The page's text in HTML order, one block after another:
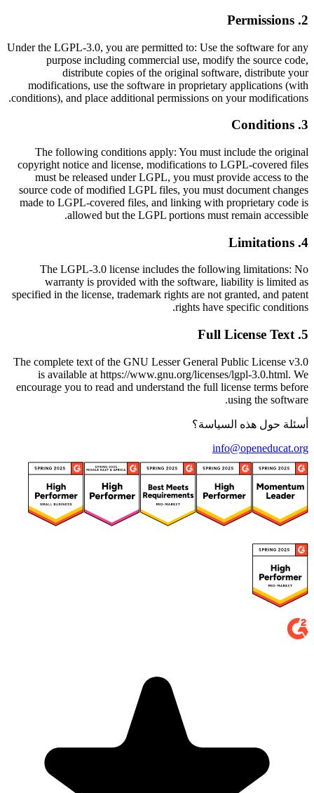
2
.
Permissions
Under the LGPL-3.0, you are permitted to: Use the software for any
purpose including commercial use, modify the source code,
distribute copies of the original software, distribute your
modifications, use the software in proprietary applications (with
conditions), and place additional permissions on your modifications.
3
.
Conditions
The following conditions apply: You must include the original
copyright notice and license, modifications to LGPL-covered files
must be released under LGPL, you must provide access to the
source code of modified LGPL files, you must document changes
made to LGPL-covered files, and linking with proprietary code is
allowed but the LGPL portions must remain accessible.
4
.
Limitations
The LGPL-3.0 license includes the following limitations: No
warranty is provided with the software, liability is limited as
specified in the license, trademark rights are not granted, and patent
rights have specific conditions.
5
.
Full License Text
The complete text of the GNU Lesser General Public License v3.0
is available at https://www.gnu.org/licenses/lgpl-3.0.html. We
encourage you to read and understand the full license terms before
using the software.
أسئلة حول هذه السياسة؟
info@openeducat.org